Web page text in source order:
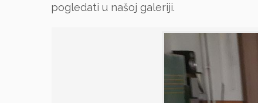
pogledati u našoj galeriji.